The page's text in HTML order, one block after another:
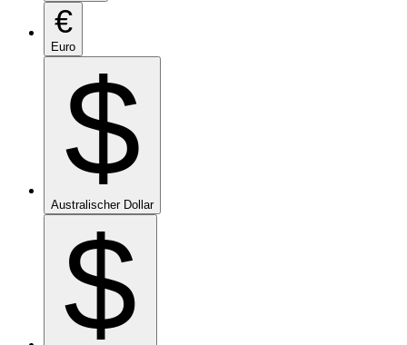
€
Euro
$
Australischer Dollar
$